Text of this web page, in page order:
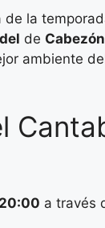
la
de
ambiente
a través